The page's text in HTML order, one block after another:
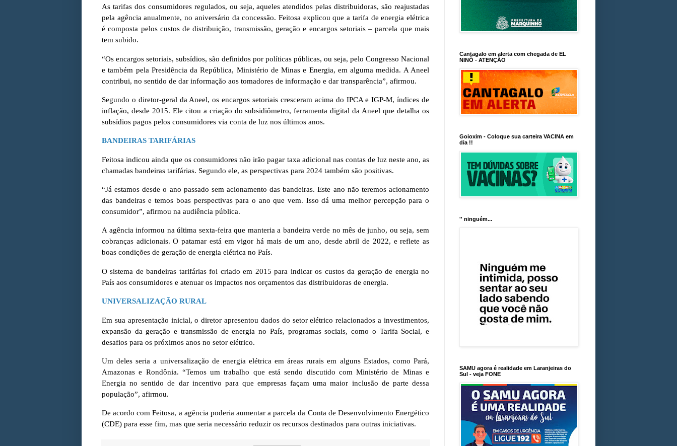
As tarifas dos consumidores regulados, ou seja, aqueles atendidos pelas distribuidoras, são reajustadas
pela agência anualmente, no aniversário da concessão. Feitosa explicou que a tarifa de energia elétrica
é composta pelos custos de distribuição, transmissão, geração e encargos setoriais – parcela que mais
tem subido.
“Os encargos setoriais, subsídios, são definidos por políticas públicas, ou seja, pelo Congresso Nacional
e também pela Presidência da República, Ministério de Minas e Energia, em alguma medida. A Aneel
contribui, no sentido de dar informação aos tomadores de informação e dar transparência”, afirmou.
Segundo o diretor-geral da Aneel, os encargos setoriais cresceram acima do IPCA e IGP-M, índices de
inflação, desde 2015. Ele citou a criação do subsidiômetro, ferramenta digital da Aneel que detalha os
subsídios pagos pelos consumidores via conta de luz nos últimos anos.
BANDEIRAS TARIFÁRIAS
Feitosa indicou ainda que os consumidores não irão pagar taxa adicional nas contas de luz neste ano, as
chamadas bandeiras tarifárias. Segundo ele, as perspectivas para 2024 também são positivas.
“Já estamos desde o ano passado sem acionamento das bandeiras. Este ano não teremos acionamento
das bandeiras e temos boas perspectivas para o ano que vem. Isso dá uma melhor percepção para o
consumidor”, afirmou na audiência pública.
A agência informou na última sexta-feira que manteria a bandeira verde no mês de junho, ou seja, sem
cobranças adicionais. O patamar está em vigor há mais de um ano, desde abril de 2022, e reflete as
boas condições de geração de energia elétrica no País.
O sistema de bandeiras tarifárias foi criado em 2015 para indicar os custos da geração de energia no
País aos consumidores e atenuar os impactos nos orçamentos das distribuidoras de energia.
UNIVERSALIZAÇÃO RURAL
Em sua apresentação inicial, o diretor apresentou dados do setor elétrico relacionados a investimentos,
expansão da geração e transmissão de energia no País, programas sociais, como o Tarifa Social, e
desafios para os próximos anos no setor elétrico.
Um deles seria a universalização de energia elétrica em áreas rurais em alguns Estados, como Pará,
Amazonas e Rondônia. “Temos um trabalho que está sendo discutido com Ministério de Minas e
Energia no sentido de dar incentivo para que empresas façam uma maior inclusão de parte dessa
população”, afirmou.
De acordo com Feitosa, a agência poderia aumentar a parcela da Conta de Desenvolvimento Energético
(CDE) para esse fim, mas que seria necessário reduzir os recursos destinados para outras iniciativas.
Cantagalo em alerta com chegada de EL
NINÕ - ATENÇÃO
Goioxim - Coloque sua carteira VACINA em
dia !!
'' ninguém...
SAMU agora é realidade em Laranjeiras do
Sul - veja FONE